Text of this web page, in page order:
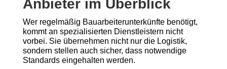
Anbieter im Überblick
Wer regelmäßig Bauarbeiterunterkünfte benötigt,
kommt an spezialisierten Dienstleistern nicht
vorbei. Sie übernehmen nicht nur die Logistik,
sondern stellen auch sicher, dass notwendige
Standards eingehalten werden.